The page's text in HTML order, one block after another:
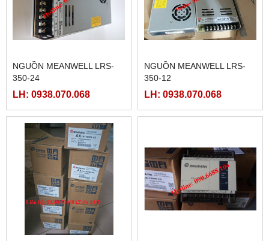
NGUỒN MEANWELL LRS-
350-24
LH: 0938.070.068
NGUỒN MEANWELL LRS-
350-12
LH: 0938.070.068